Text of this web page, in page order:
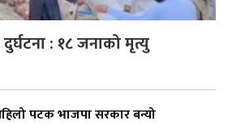
: १८ जनाको मृत्यु
पटक भाजपा सरकार बन्यो